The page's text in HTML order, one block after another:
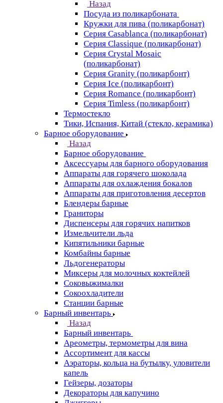
Назад
Посуда из поликарбоната
Кружки для пива (поликарбонат)
Серия Casablanсa (поликарбонат)
Серия Classique (поликарбонат)
Серия Crystal Mosaic
(поликарбонат)
Серия Granity (поликарбонт)
Серия Ice (поликарбонт)
Серия Romance (поликарбонт)
Серия Timless (поликарбонт)
Термостекло
Тики, Испания, Китай (стекло, керамика)
Барное оборудование
Назад
Барное оборудование
Аксессуары для барного оборудования
Аппараты для горячего шоколада
Аппараты для охлаждения бокалов
Аппараты для приготовления десертов
Блендеры барные
Граниторы
Диспенсеры для горячих напитков
Измельчители льда
Кипятильники барные
Комбайны барные
Льдогенераторы
Миксеры для молочных коктейлей
Соковыжималки
Сокоохладители
Станции барные
Барный инвентарь
Назад
Барный инвентарь
Ареометры, термометры для вина
Ассортимент для кассы
Аэраторы, кольца на бутылку, уловители
капель
Гейзеры, дозаторы
Декораторы для капучино